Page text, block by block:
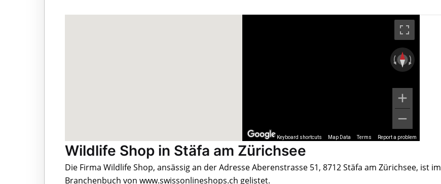
Keyboard shortcuts Map Data Terms Report a problem
Wildlife Shop in Stäfa am Zürichsee
Die Firma Wildlife Shop, ansässig an der Adresse Aberenstrasse 51, 8712 Stäfa am Zürichsee, ist im
Branchenbuch von www.swissonlineshops.ch gelistet.